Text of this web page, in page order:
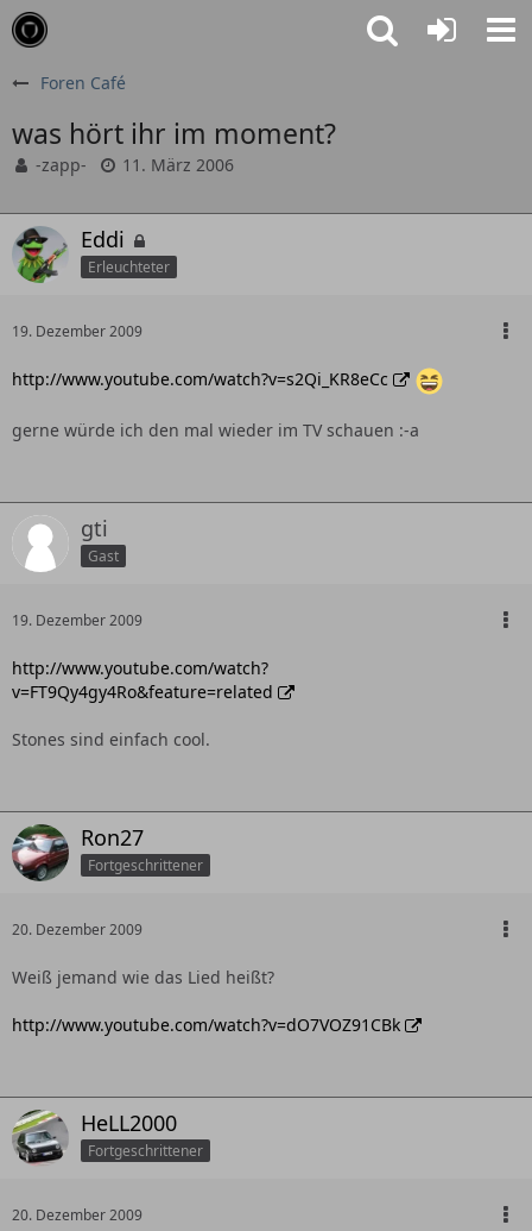
Foren Café
was hört ihr im moment?
-zapp- 11. März 2006
Eddi
Erleuchteter
19. Dezember 2009
http://www.youtube.com/watch?v=s2Qi_KR8eCc
gerne würde ich den mal wieder im TV schauen :-a
gti
Gast
19. Dezember 2009
http://www.youtube.com/watch?
v=FT9Qy4gy4Ro&feature=related
Stones sind einfach cool.
Ron27
Fortgeschrittener
20. Dezember 2009
Weiß jemand wie das Lied heißt?
http://www.youtube.com/watch?v=dO7VOZ91CBk
HeLL2000
Fortgeschrittener
20. Dezember 2009